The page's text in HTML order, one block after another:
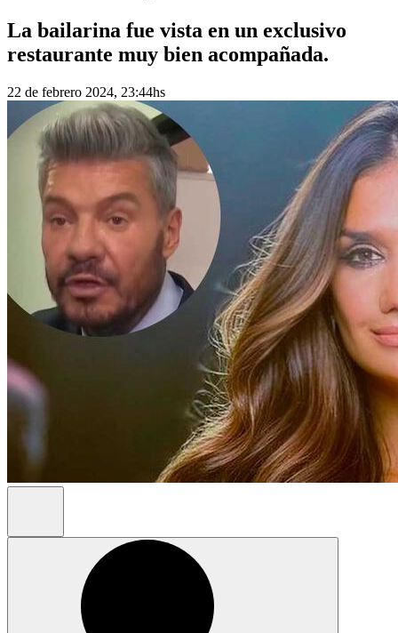
La bailarina fue vista en un exclusivo
restaurante muy bien acompañada.
22 de febrero 2024, 23:44hs